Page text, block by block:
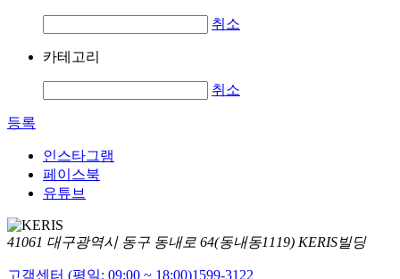
취소
카테고리
취소
등록
인스타그램
페이스북
유튜브
41061 대구광역시 동구 동내로 64(동내동1119) KERIS빌딩
고객센터 (평일: 09:00 ~ 18:00)1599-3122